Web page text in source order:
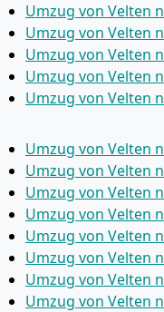
Umzug von Velten
Umzug von Velten
Umzug von Velten
Umzug von Velten
Umzug von Velten
Umzug von Velten
Umzug von Velten
Umzug von Velten
Umzug von Velten
Umzug von Velten
Umzug von Velten
Umzug von Velten
Umzug von Velten